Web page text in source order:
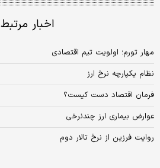
اخبار مرتبط
مهار تورم؛ اولویت تیم اقتصادی
نظام یکپارچه نرخ ارز
فرمان اقتصاد دست کیست؟
عوارض بیماری ارز چندنرخی
روایت فرزین از نرخ تالار دوم